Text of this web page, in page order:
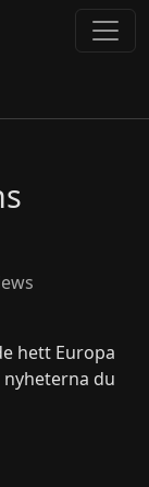
hett Europa
nyheterna du